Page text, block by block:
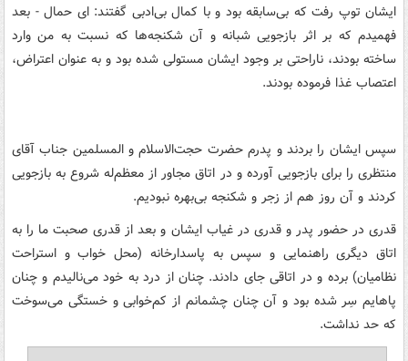
ایشان توپ رفت که بی‌سابقه بود و با کمال بی‌ادبی گفتند: ای حمال - بعد
فهمیدم که بر اثر بازجویی شبانه و آن شکنجه‌ها که نسبت به من وارد
ساخته بودند، ناراحتی بر وجود ایشان مستولی شده بود و به عنوان اعتراض،
اعتصاب غذا فرموده بودند.
سپس ایشان را بردند و پدرم حضرت حجت‌الاسلام و المسلمین جناب آقای
منتظری را برای بازجویی آورده و در اتاق مجاور از معظم‌له شروع به بازجویی
کردند و آن روز هم از زجر و شکنجه بی‌بهره نبودیم.
قدری در حضور پدر و قدری در غیاب ایشان و بعد از قدری صحبت ما را به
اتاق دیگری راهنمایی و سپس به پاسدارخانه (محل خواب و استراحت
نظامیان) ‌برده و در اتاقی جای دادند. چنان از درد به خود می‌نالیدم و چنان
پاهایم سِر شده بود و آن چنان چشمانم از کم‌خوابی و خستگی می‌سوخت
که حد نداشت.